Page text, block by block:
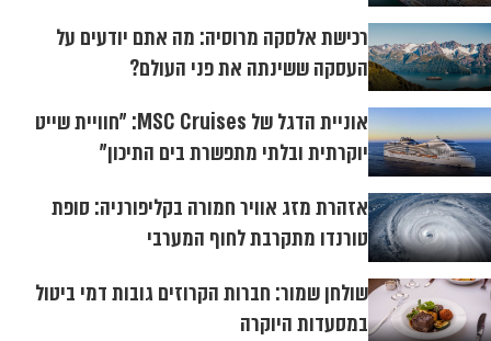
רכישת אלסקה מרוסיה: מה אתם יודעים על
העסקה ששינתה את פני העולם?
אוניית הדגל של MSC Cruises: "חוויית שייט
יוקרתית ובלתי מתפשרת בים התיכון"
אזהרת מזג אוויר חמורה בקליפורניה: סופת
טורנדו מתקרבת לחוף המערבי
שולחן שמור: חברות הקרוזים גובות דמי ביטול
במסעדות היוקרה